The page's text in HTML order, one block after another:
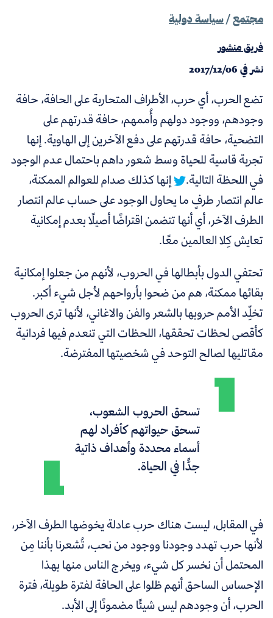
مجتمع/ سياسة دولية
فريق منشور
نشر في2017/12/06
تضع الحرب، أي حرب، الأطراف المتحاربة على الحافة، حافة
وجودهم، ووجود دولهم وأُممهم، حافة قدرتهم على
التضحية، حافة قدرتهم على دفع الآخرين إلى الهاوية. إنها
تجربة قاسية للحياة وسط شعور داهم باحتمال عدم الوجود
في اللحظة التالية.
إنها كذلك صدام للعوالم الممكنة،
عالم انتصار طرفٍ ما يحاول الوجود على حساب عالم انتصار
الطرف الآخر، أي أنها تتضمن اقتراضًا أصيلًا بعدم إمكانية
تعايش كِلا العالمين معًا.
تحتفي الدول بأبطالها في الحروب، لأنهم من جعلوا إمكانية
بقائها ممكنة، هم من ضحوا بأرواحهم لأجل شيء أكبر.
تخلِّد الأمم حروبها بالشعر والفن والاغاني، لأنها ترى الحروب
كأقصى لحظات تحققها، اللحظات التي تنعدم فيها فردانية
مقاتليها لصالح التوحد في شخصيتها المفترضة.
تسحق الحروب الشعوب،
تسحق حيواتهم كأفراد لهم
أسماء محددة وأهداف ذاتية
جدًّا في الحياة.
في المقابل، ليست هناك حرب عادلة يخوضها الطرف الآخر،
لأنها حرب تهدد وجودنا ووجود من نحب، تُشعرنا بأننا مِن
المحتمل أن نخسر كل شيء، ويخرج الناس منها بهذا
الإحساس الساحق أنهم ظلوا على الحافة لفترة طويلة، فترة
الحرب، أن وجودهم ليس شيئًا مضمونًا إلى الأبد.